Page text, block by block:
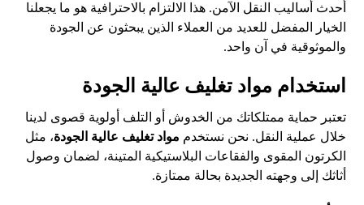
أحدث أساليب النقل الآمن. هذا الالتزام بالاحترافية هو ما يجعلنا
الخيار المفضل للعديد من العملاء الذين يبحثون عن الجودة
والموثوقية في آن واحد.
استخدام مواد تغليف عالية الجودة
تعتبر حماية ممتلكاتك من الخدوش أو التلف أولوية قصوى لدينا
خلال عملية النقل. نحن نستخدم مواد تغليف عالية الجودة، مثل
الكرتون المقوى والفقاعات البلاستيكية المتينة، لضمان وصول
أثاثك إلى وجهته الجديدة بحالة ممتازة.